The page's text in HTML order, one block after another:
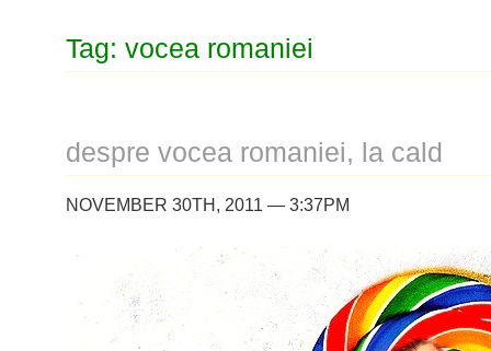
Tag: vocea romaniei
despre vocea romaniei, la cald
NOVEMBER 30TH, 2011 — 3:37PM